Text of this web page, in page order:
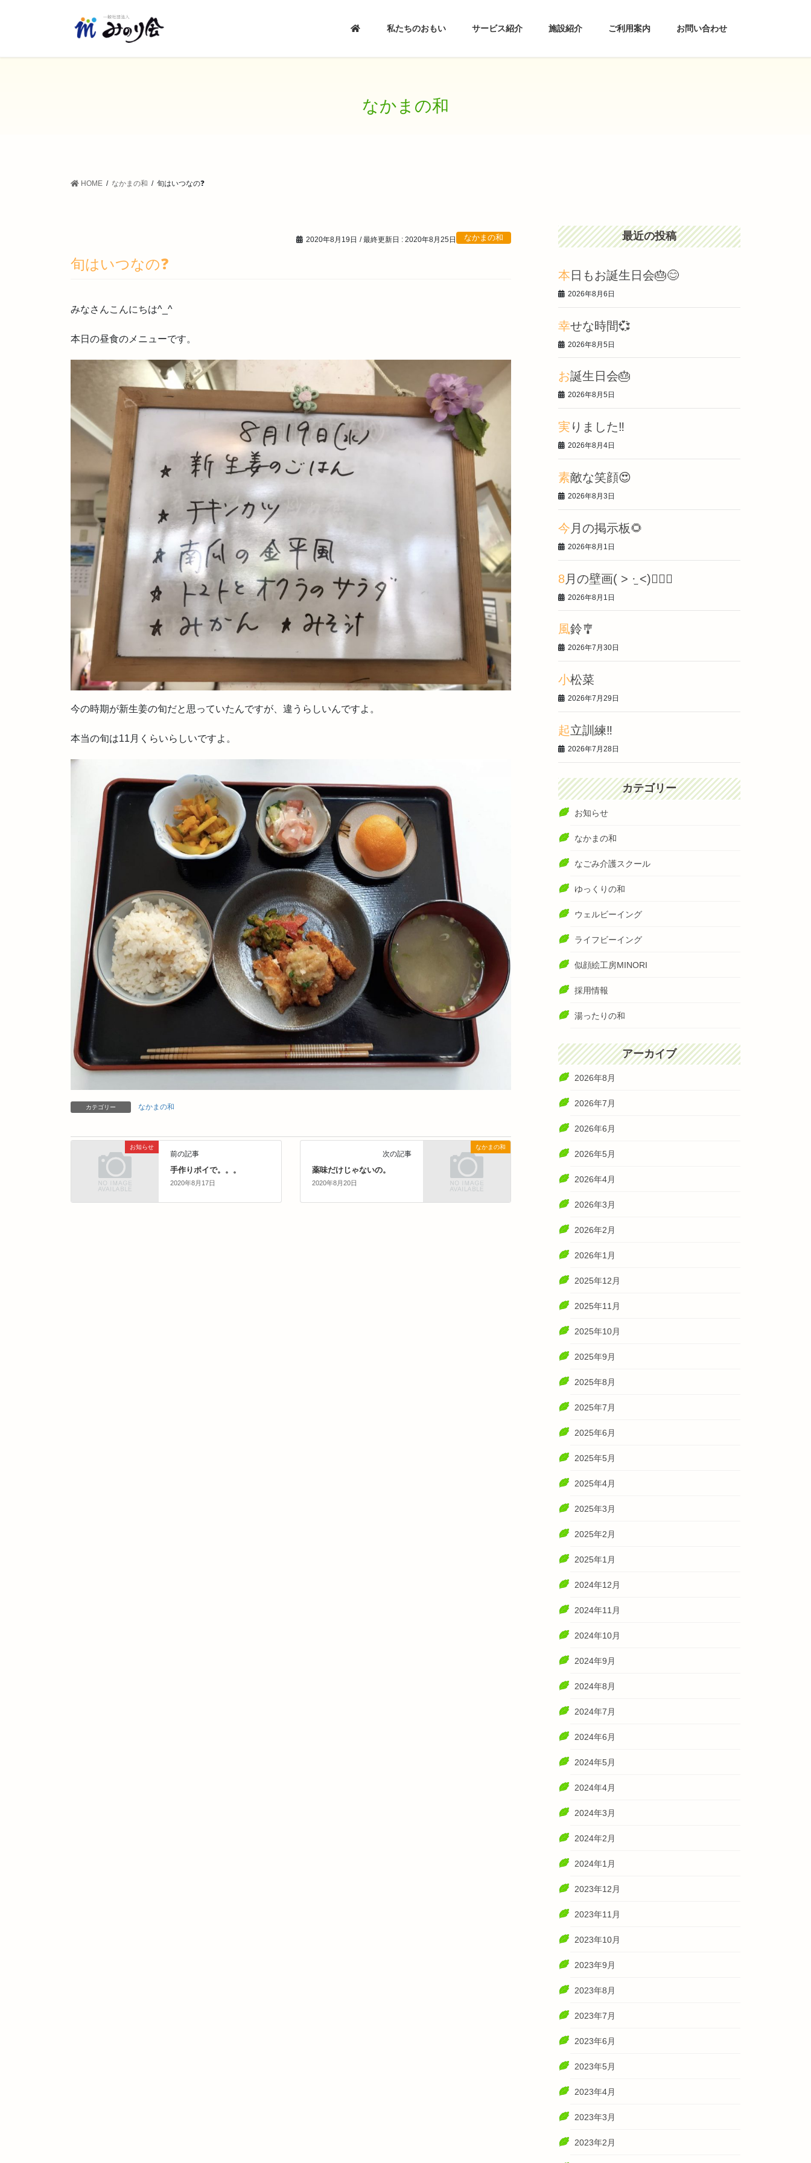
私たちのおもい サービス紹介 施設紹介 ご利用案内 お問い合わせ
なかまの和
HOME なかまの和 旬はいつなの❓
2020年8月19日 / 最終更新日 :2020年8月25日 なかまの和
旬はいつなの❓
みなさんこんにちは^_^
本日の昼食のメニューです。
今の時期が新生姜の旬だと思っていたんですが、違うらしいんですよ。
本当の旬は11月くらいらしいですよ。
カテゴリー なかまの和
お知らせ
前の記事
手作りポイで。。。
2020年8月17日
なかまの和
次の記事
薬味だけじゃないの。
2020年8月20日
最近の投稿
本日もお誕生日会🎂😊
2026年8月6日
幸せな時間💞
2026年8月5日
お誕生日会🎂
2026年8月5日
実りました‼️
2026年8月4日
素敵な笑顔😍
2026年8月3日
今月の掲示板🌻
2026年8月1日
8月の壁画‎( > ·̫ <)👍🏻🌟
2026年8月1日
風鈴🎐
2026年7月30日
小松菜
2026年7月29日
起立訓練‼️
2026年7月28日
カテゴリー
お知らせ
なかまの和
なごみ介護スクール
ゆっくりの和
ウェルビーイング
ライフビーイング
似顔絵工房MINORI
採用情報
湯ったりの和
アーカイブ
2026年8月
2026年7月
2026年6月
2026年5月
2026年4月
2026年3月
2026年2月
2026年1月
2025年12月
2025年11月
2025年10月
2025年9月
2025年8月
2025年7月
2025年6月
2025年5月
2025年4月
2025年3月
2025年2月
2025年1月
2024年12月
2024年11月
2024年10月
2024年9月
2024年8月
2024年7月
2024年6月
2024年5月
2024年4月
2024年3月
2024年2月
2024年1月
2023年12月
2023年11月
2023年10月
2023年9月
2023年8月
2023年7月
2023年6月
2023年5月
2023年4月
2023年3月
2023年2月